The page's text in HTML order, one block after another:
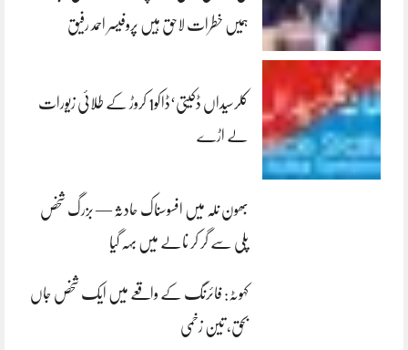
ہمیں خطرات لاحق ہیں پروفیسر احمد رفیق
کلرسیداں ڈکیتی‘ڈاکو1 کروڑ کے طلائی زیورات
لے اڑے
بھون نلہ میں افسوسناک حادثہ — بزرگ شخص
پلی سے گر کر نالے میں بہہ گیا
کہوٹہ: فائرنگ کے واقعے میں ایک شخص جاں
بحق، تین زخمی